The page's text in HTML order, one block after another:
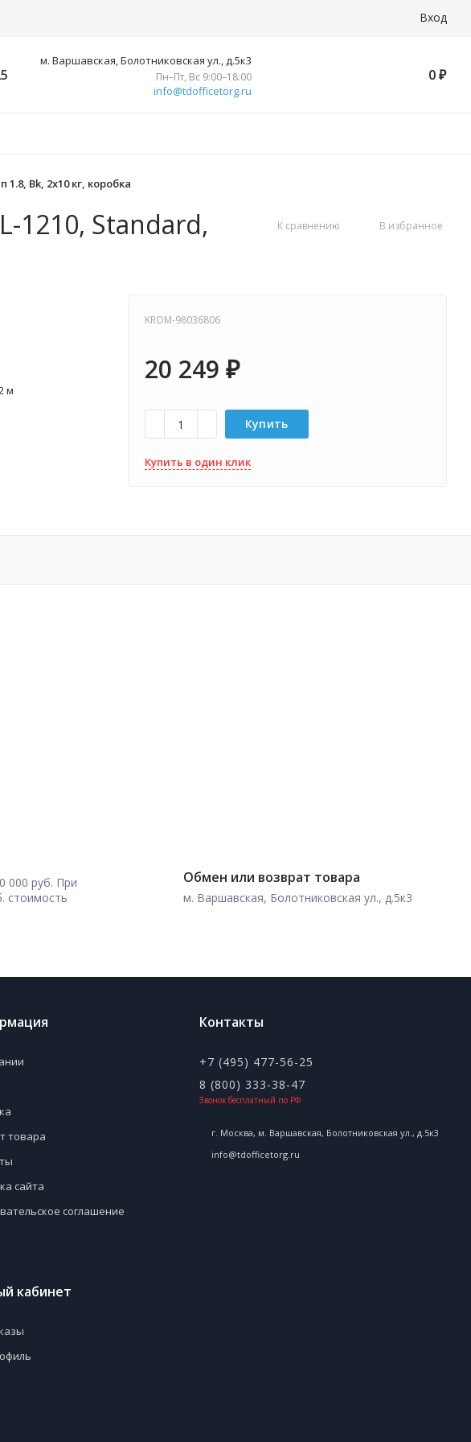
Вход
м. Варшавская, Болотниковская ул., д.5к3
Пн–Пт, Вс 9:00–18:00
info@tdofficetorg.ru
0 ₽
Bk, 2x10 кг, коробка
1210, Standard,
К сравнению В избранное
м
KROM-98036806
20 249 ₽
Купить
Купить в один клик
000 руб. При
стоимость
Обмен или возврат товара
м. Варшавская, Болотниковская ул., д.5к3
товара
сайта
соглашение
кабинет
Контакты
+7 (495) 477-56-25
8 (800) 333-38-47
Звонок бесплатный по РФ
г. Москва, м. Варшавская, Болотниковская ул., д.5к3
info@tdofficetorg.ru